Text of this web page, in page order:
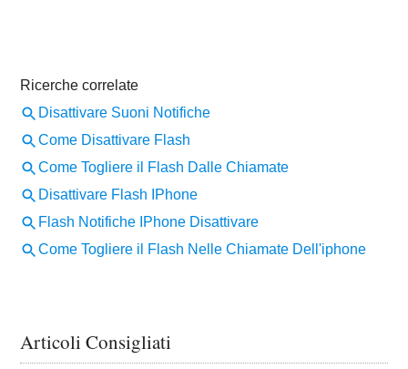
Articoli Consigliati